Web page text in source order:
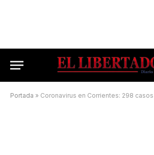
Portada » Coronavirus en Corrientes: 298 casos en la